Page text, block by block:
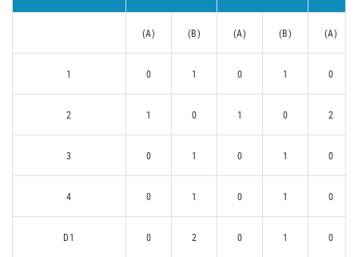
(A) (B) (A) (B) (A)
1 0 1 0 1 0
2 1 0 1 0 2
3 0 1 0 1 0
4 0 1 0 1 0
D1 0 2 0 1 0